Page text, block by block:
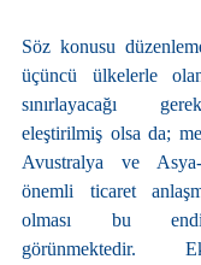
Söz konusu
üçüncü ülkelerle
sınırlayacağı
eleştirilmiş olsa da;
Avustralya ve
önemli ticaret
olması bu
görünmektedir.